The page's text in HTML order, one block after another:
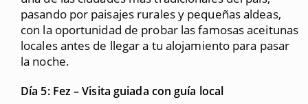
pasando por paisajes rurales y pequeñas aldeas,
con la oportunidad de probar las famosas aceitunas
locales antes de llegar a tu alojamiento para pasar
la noche.
Día 5: Fez – Visita guiada con guía local